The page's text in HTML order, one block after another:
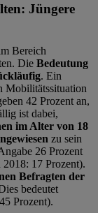
Jüngere
Bereich
Die Bedeutung
. Ein
Mobilitätssituation
42 Prozent an,
ist dabei,
im Alter von 18
zu sein
26 Prozent
17 Prozent).
Befragten der
bedeutet
Prozent).